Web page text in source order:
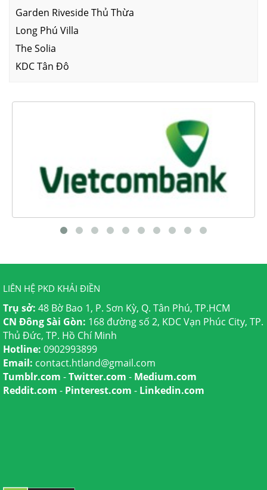
Garden Riveside Thủ Thừa
Long Phú Villa
The Solia
KDC Tân Đô
LIÊN HỆ PKD KHẢI ĐIỀN
Trụ sở: 48 Bờ Bao 1, P. Sơn Kỳ, Q. Tân Phú, TP.HCM
CN Đông Sài Gòn: 168 đường số 2, KDC Vạn Phúc City, TP.
Thủ Đức, TP. Hồ Chí Minh
Hotline: 0902993899
Email: contact.htland@gmail.com
Tumblr.com -Twitter.com - Medium.com
Reddit.com - Pinterest.com - Linkedin.com